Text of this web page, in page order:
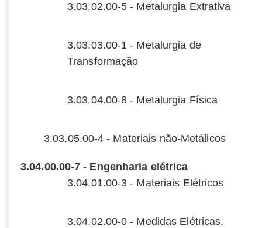
3.03.02.00-5 - Metalurgia Extrativa
3.03.03.00-1 - Metalurgia de
Transformação
3.03.04.00-8 - Metalurgia Física
3.03.05.00-4 - Materiais não-Metálicos
3.04.00.00-7 - Engenharia elétrica
3.04.01.00-3 - Materiais Elétricos
3.04.02.00-0 - Medidas Elétricas,